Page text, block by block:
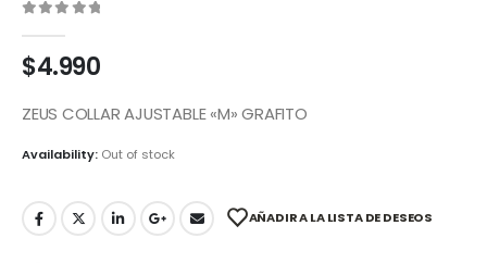
$4.990
ZEUS COLLAR AJUSTABLE «M» GRAFITO
Availability: Out of stock
AÑADIR A LA LISTA DE DESEOS